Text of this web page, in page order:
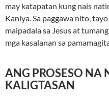
may katapatan kung nais
Kaniya. Sa paggawa nito,
maipadala sa Jesus at
mga kasalanan sa
ANG PROSESO NA
KALIGTASAN